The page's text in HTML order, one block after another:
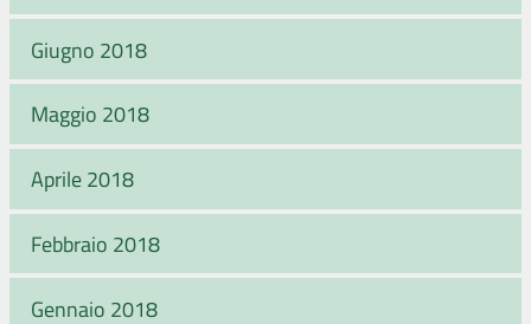
Giugno 2018
Maggio 2018
Aprile 2018
Febbraio 2018
Gennaio 2018